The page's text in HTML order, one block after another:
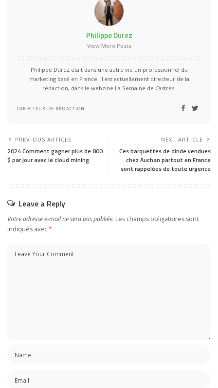
Philippe Durez
View More Posts
Philippe Durez etait dans une autre vie un professionnel du
marketing basé en France. Il est actuellement directeur de la
rédaction, dans le webzine La Semaine de Castres.
DIRECTEUR DE RÉDACTION
PREVIOUS ARTICLE
2024 Comment gagner plus de 800
$ par jour avec le cloud mining
NEXT ARTICLE
Ces barquettes de dinde vendues
chez Auchan partout en France
sont rappelées de toute urgence
Leave a Reply
Votre adresse e-mail ne sera pas publiée. Les champs obligatoires sont
indiqués avec*